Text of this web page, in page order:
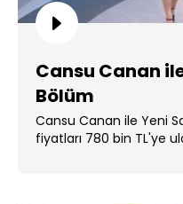
Cansu Canan
Bölüm
Cansu Canan ile Yeni
fiyatları 780 bin TL'ye